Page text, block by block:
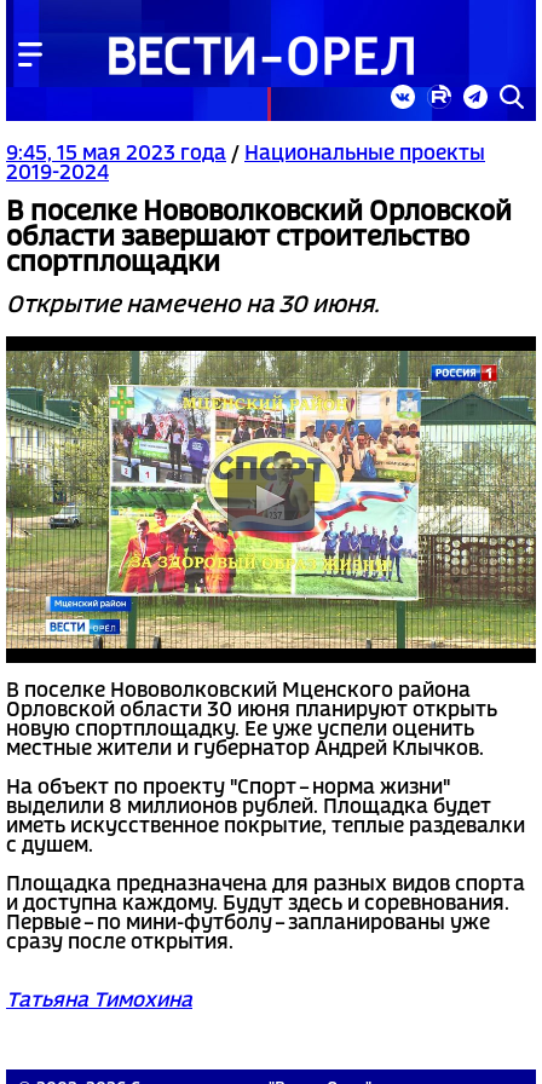
9:45, 15 мая 2023 года / Национальные проекты
2019-2024
В поселке Нововолковский Орловской
области завершают строительство
спортплощадки
Открытие намечено на 30 июня.
В поселке Нововолковский Мценского района
Орловской области 30 июня планируют открыть
новую спортплощадку. Ее уже успели оценить
местные жители и губернатор Андрей Клычков.
На объект по проекту "Спорт – норма жизни"
выделили 8 миллионов рублей. Площадка будет
иметь искусственное покрытие, теплые раздевалки
с душем.
Площадка предназначена для разных видов спорта
и доступна каждому. Будут здесь и соревнования.
Первые – по мини-футболу – запланированы уже
сразу после открытия.
Татьяна Тимохина